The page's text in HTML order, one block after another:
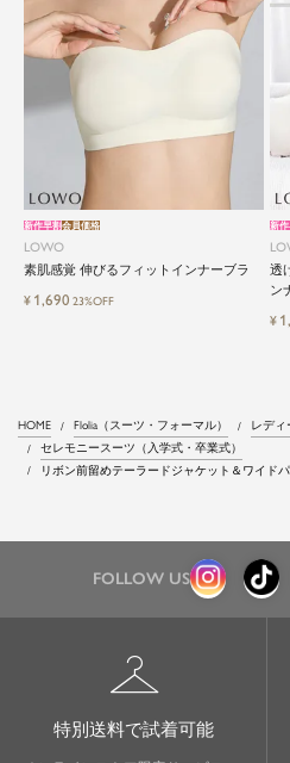
LOWO
素肌感覚 伸びるフィットインナーブラ
新作早割会員価格
¥ 1,690 23%OFF
透
ン
新
¥
HOME Flolia（スーツ・フォーマル）
レディ
セレモニースーツ（入学式・卒業式）
リボン前留めテーラードジャケット＆ワイド
FOLLOW US
checkroom
特別送料で試着可能